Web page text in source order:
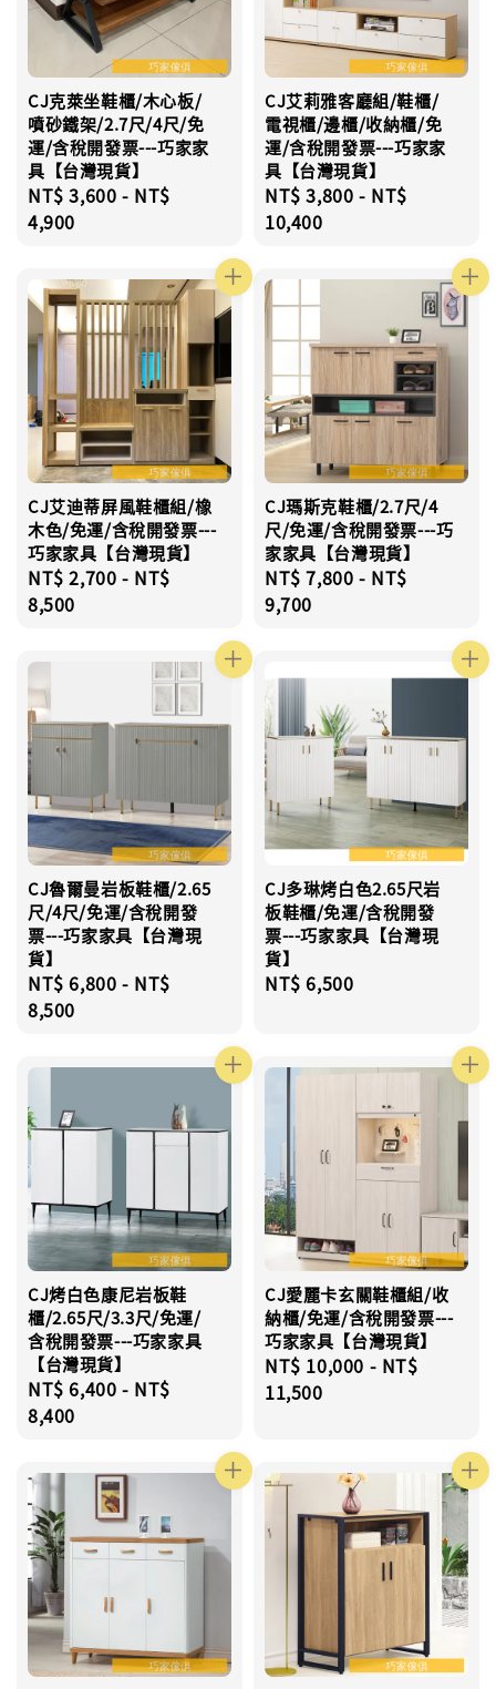
CJ克萊坐鞋櫃/木心板/
噴砂鐵架/2.7尺/4尺/免
運/含稅開發票---巧家家
具【台灣現貨】
Regular
price
NT$ 3,600 - NT$
4,900
CJ艾莉雅客廳組/鞋櫃/
電視櫃/邊櫃/收納櫃/免
運/含稅開發票---巧家家
具【台灣現貨】
Regular
price
NT$ 3,800 - NT$
10,400
CJ艾迪蒂屏風鞋櫃組/橡
木色/免運/含稅開發票---
巧家家具【台灣現貨】
Regular
price
NT$ 2,700 - NT$
8,500
CJ瑪斯克鞋櫃/2.7尺/4
尺/免運/含稅開發票---巧
家家具【台灣現貨】
Regular
price
NT$ 7,800 - NT$
9,700
CJ魯爾曼岩板鞋櫃/2.65
尺/4尺/免運/含稅開發
票---巧家家具【台灣現
貨】
Regular
price
NT$ 6,800 - NT$
8,500
CJ多琳烤白色2.65尺岩
板鞋櫃/免運/含稅開發
票---巧家家具【台灣現
貨】
Regular
NT$ 6,500
CJ烤白色康尼岩板鞋
櫃/2.65尺/3.3尺/免運/
含稅開發票---巧家家具
【台灣現貨】
Regular
price
NT$ 6,400 - NT$
8,400
CJ愛麗卡玄關鞋櫃組/收
納櫃/免運/含稅開發票---
巧家家具【台灣現貨】
Regular
price
NT$ 10,000 - NT$
11,500